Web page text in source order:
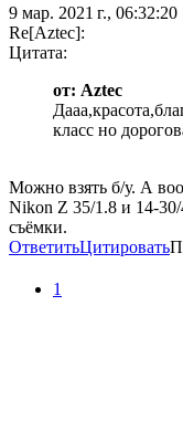
9 мар. 2021 г., 06:32:20
Re[Aztec]:
Цитата:
от: Aztec
класс но
Можно взять б/у. А
Nikon Z 35/1.8 и 14-
съёмки.
ОтветитьЦитировать
1